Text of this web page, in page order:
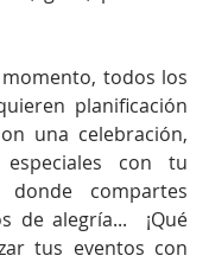
todos los
planificación
una celebración,
con tu
donde compartes
de alegría...  ¡Qué
tus eventos con